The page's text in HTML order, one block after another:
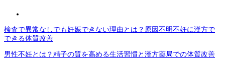
検査で異常なしでも妊娠できない理由とは？原因不明不妊に漢方で
できる体質改善
男性不妊とは？精子の質を高める生活習慣と漢方薬局での体質改善